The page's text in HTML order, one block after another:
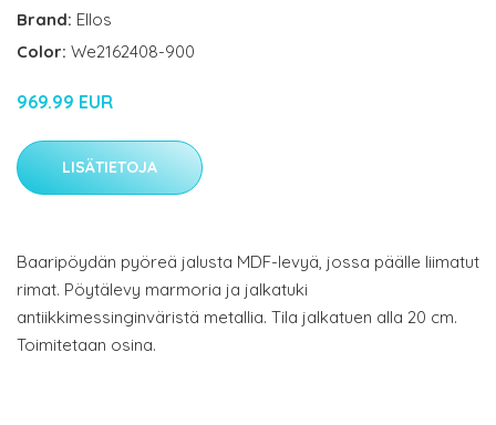
Brand: Ellos
Color: We2162408-900
969.99 EUR
LISÄTIETOJA
Baaripöydän pyöreä jalusta MDF-levyä, jossa päälle liimatut
rimat. Pöytälevy marmoria ja jalkatuki
antiikkimessinginväristä metallia. Tila jalkatuen alla 20 cm.
Toimitetaan osina.